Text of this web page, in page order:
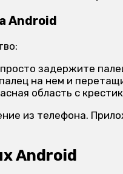
Android
задержите
на нем и
область с
из телефона.
Android